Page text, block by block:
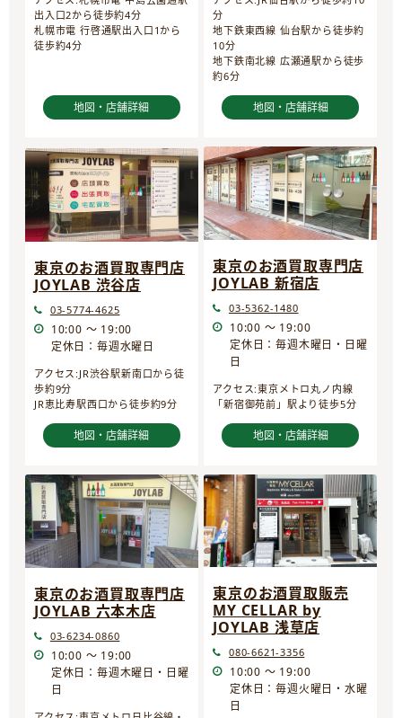
出入口2から徒歩約4分
札幌市電 行啓通駅出入口1から
徒歩約4分
地図・店舗詳細
分
地下鉄東西線 仙台駅から徒歩約
10分
地下鉄南北線 広瀬通駅から徒歩
約6分
地図・店舗詳細
東京のお酒買取専門店
JOYLAB 渋谷店
03-5774-4625
10:00 ～ 19:00
定休日：毎週水曜日
アクセス:JR渋谷駅新南口から徒
歩約9分
JR恵比寿駅西口から徒歩約9分
地図・店舗詳細
東京のお酒買取専門店
JOYLAB 新宿店
03-5362-1480
10:00 ～ 19:00
定休日：毎週木曜日・日曜
日
アクセス:東京メトロ丸ノ内線
「新宿御苑前」駅より徒歩5分
地図・店舗詳細
東京のお酒買取専門店
JOYLAB 六本木店
03-6234-0860
10:00 ～ 19:00
定休日：毎週木曜日・日曜
日
東京のお酒買取販売
MY CELLAR by
JOYLAB 浅草店
080-6621-3356
10:00 ～ 19:00
定休日：毎週火曜日・水曜
日